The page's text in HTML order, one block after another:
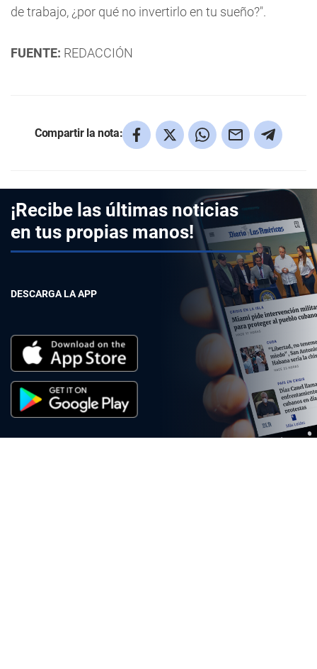
de trabajo, ¿por qué no invertirlo en tu sueño?".
FUENTE: REDACCIÓN
Compartir la nota:
¡Recibe las últimas noticias
en tus propias manos!
DESCARGA LA APP